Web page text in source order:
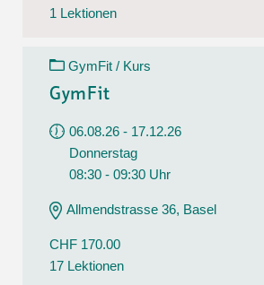
1 Lektionen
GymFit / Kurs
GymFit
06.08.26 - 17.12.26
Donnerstag
08:30 - 09:30 Uhr
Allmendstrasse 36, Basel
CHF 170.00
17 Lektionen